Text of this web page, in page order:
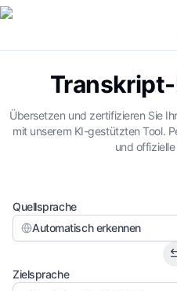
Übersetzen und zertifizieren Sie
mit unserem KI-gestützten Tool.
und
Quellsprache
Automatisch erkennen
Zielsprache